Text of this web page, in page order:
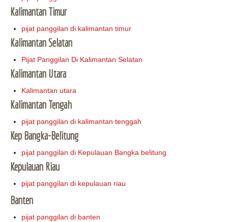
Kalimantan Timur
pijat panggilan di kalimantan timur
Kalimantan Selatan
Pijat Panggilan Di Kalimantan Selatan
Kalimantan Utara
Kalimantan utara
Kalimantan Tengah
pijat panggilan di kalimantan tenggah
Kep Bangka-Belitung
pijat panggilan di Kepulauan Bangka belitung
Kepulauan Riau
pijat panggilan di kepulauan riau
Banten
pijat panggilan di banten